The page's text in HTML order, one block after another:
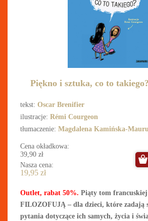
Piękno i sztuka, co to
tekst: Oscar Brenifier
ilustracje: Rémi Courgeon
tłumaczenie: Magdalena Kamińska-
Cena okładkowa:
39,90 zł
Nasza cena:
19,95 zł
Outlet, rabat 50%. Piąty tom
FILOZOFUJĄ – dla dzieci, które zadają
pytania dotyczące ich samych, życia i